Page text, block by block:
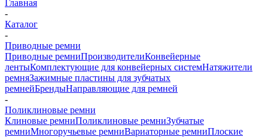
Главная
-
Каталог
-
Приводные ремни
Приводные ремниПроизводителиКонвейерные
лентыКомплектующие для конвейерных системНатяжители
ремняЗажимные пластины для зубчатых
ремнейБрендыНаправляющие для ремней
-
Поликлиновые ремни
Клиновые ремниПоликлиновые ремниЗубчатые
ремниМногоручьевые ремниВариаторные ремниПлоские